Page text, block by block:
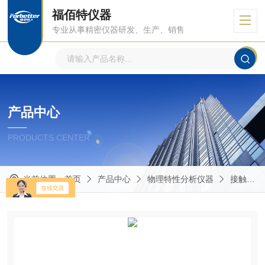
福佰特仪器
专业从事精密仪器研发、生产、销售
产品中心
PRODUCTS CENTER
当前位置：首页 产品中心 物理特性分析仪器 接触角